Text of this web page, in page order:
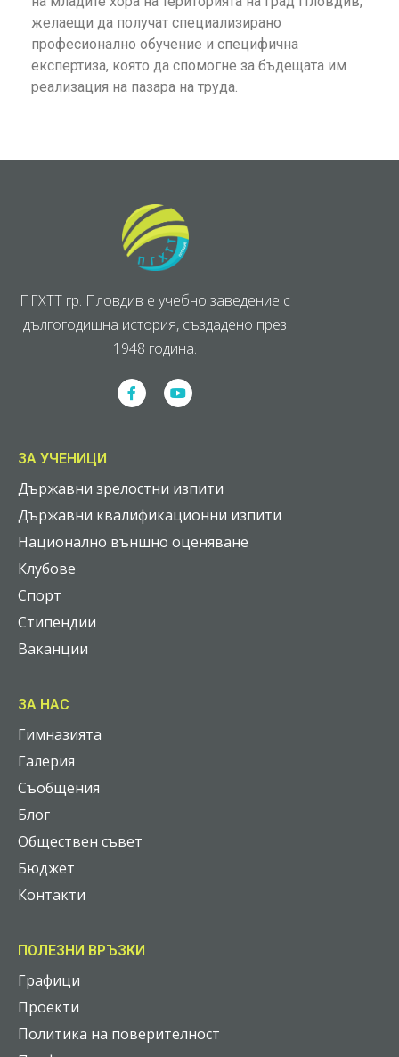
желаещи да получат специализирано
професионално обучение и специфична
експертиза, която да спомогне за бъдещата им
реализация на пазара на труда.
ПГХТТ гр. Пловдив е учебно заведение с
дългогодишна история, създадено през
1948 година.
ЗА УЧЕНИЦИ
Държавни зрелостни изпити
Държавни квалификационни изпити
Национално външно оценяване
Клубове
Спорт
Стипендии
Ваканции
ЗА НАС
Гимназията
Галерия
Съобщения
Блог
Обществен съвет
Бюджет
Контакти
ПОЛЕЗНИ ВРЪЗКИ
Графици
Проекти
Политика на поверителност